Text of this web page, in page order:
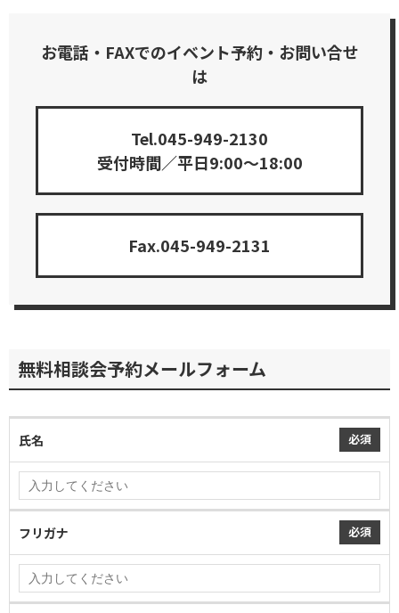
お電話・FAXでのイベント予約・ お問い合せ
は
Tel.045-949-2130
受付時間／平日9:00〜18:00
Fax.045-949-2131
無料相談会予約メールフォーム
氏名 必須
フリガナ 必須